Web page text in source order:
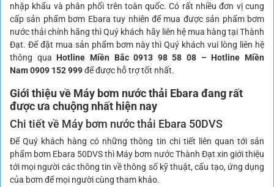
nhập khẩu và phân phối trên toàn quốc. Có rất nhiều đơn vị cung
cấp sản phẩm bơm Ebara tuy nhiên để mua được sản phẩm bơm
nước thải chính hãng thì Quý khách hãy liên hệ mua hàng tại Thành
Đạt. Để đặt mua sản phẩm bơm này thì Quý khách vui lòng liên hệ
thông qua Hotline Miền Bắc 0913 98 58 08 – Hotline Miền
Nam 0909 152 999để được hỗ trợ tốt nhất.
Giới thiệu về Máy bơm nước thải Ebara đang rất
được ưa chuộng nhất hiện nay
Chi tiết về Máy bơm nước thải Ebara 50DVS
Để Quý khách hàng có những thông tin chi tiết liên quan tới sản
phẩm bơm Ebara 50DVS thì Máy bơm nước Thành Đạt xin giới thiệu
tới mọi người các thông tin về thông số kỹ thuật, cấu tạo, ứng dụng
của bơm để mọi người cùng tham khảo.